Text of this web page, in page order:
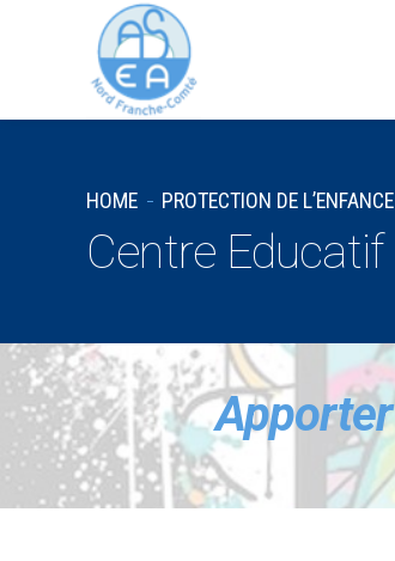
HOME PROTECTION DE L’ENFANCE
Centre